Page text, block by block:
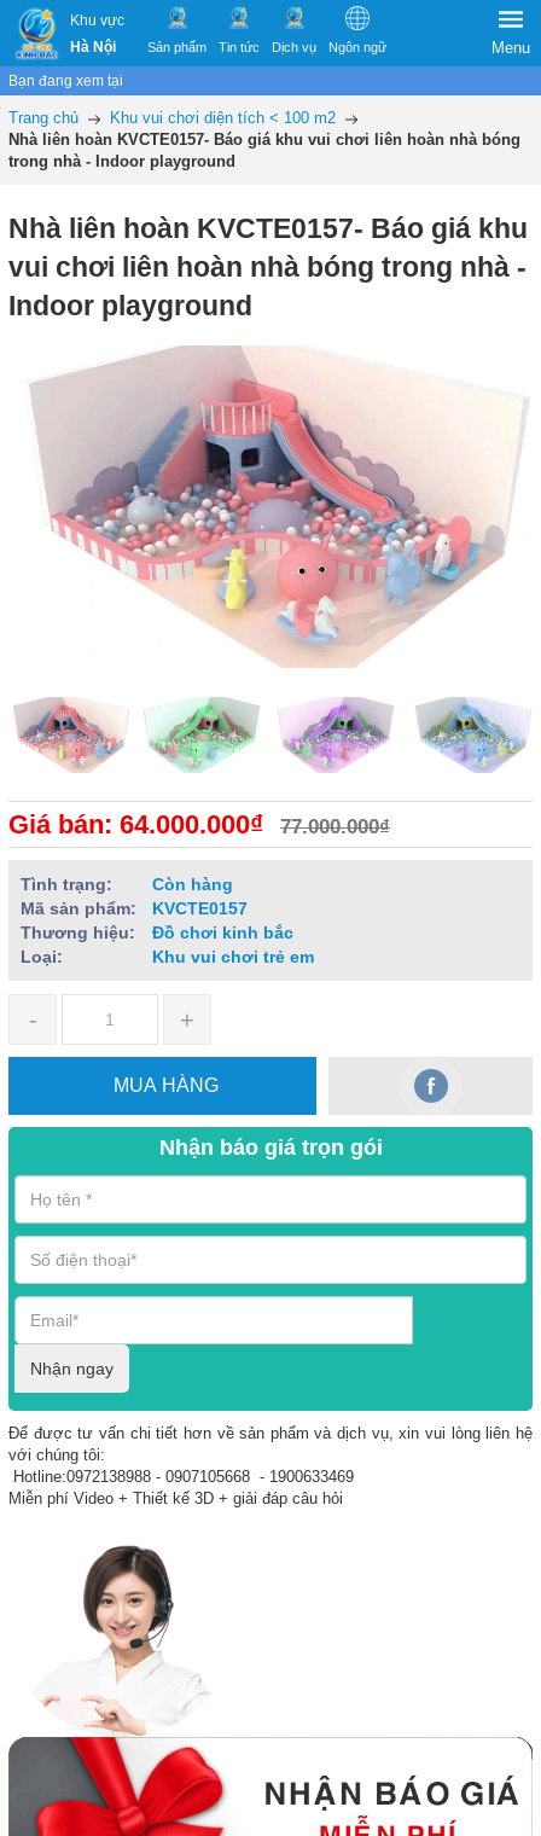
Khu vực
Hà Nội
Sản phẩm Tin tức Dịch vụ Ngôn ngữ Menu
Bạn đang xem tại
Trang chủ
Khu vui chơi diện tích < 100 m2
Nhà liên hoàn KVCTE0157- Báo giá khu vui chơi liên hoàn nhà bóng
trong nhà - Indoor playground
Nhà liên hoàn KVCTE0157- Báo giá khu
vui chơi liên hoàn nhà bóng trong nhà -
Indoor playground
Giá bán: 64.000.000₫ 77.000.000₫
Tình trạng:
Còn hàng
Mã sản phẩm:
KVCTE0157
Thương hiệu:
Đồ chơi kinh bắc
Loại:
Khu vui chơi trẻ em
- +
MUA HÀNG
Nhận báo giá trọn gói
Nhận ngay
Để được tư vấn chi tiết hơn về sản phẩm và dịch vụ, xin vui lòng liên hệ
với chúng tôi:
Hotline:0972138988 - 0907105668 - 1900633469
Miễn phí Video + Thiết kế 3D + giải đáp câu hỏi